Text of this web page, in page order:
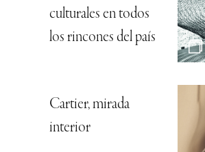
culturales en todos
los rincones del país
Cartier, mirada
interior